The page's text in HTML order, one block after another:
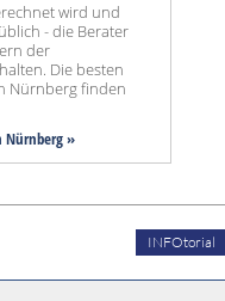
wird und
- die Berater
der
Die besten
Nürnberg finden
Nürnberg »
INFOtorial